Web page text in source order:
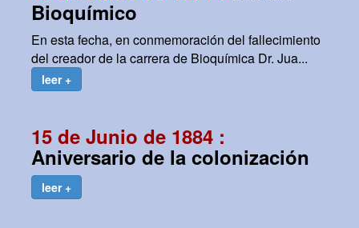
Bioquímico
En esta fecha, en conmemoración del fallecimiento
del creador de la carrera de Bioquímica Dr. Jua...
leer +
15 de Junio de 1884 :
Aniversario de la colonización
leer +